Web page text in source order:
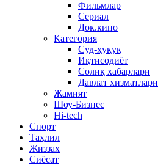
Фильмлар
Сериал
Док.кино
Категория
Суд-ҳуқуқ
Иқтисодиёт
Солиқ хабарлари
Давлат хизматлари
Жамият
Шоу-Бизнес
Hi-tech
Спорт
Таҳлил
Жиззах
Сиёсат